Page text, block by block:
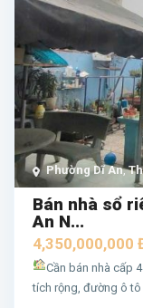
Phường Dĩ An,
Bán nhà sổ
An N...
4,350,000,000
Cần bán nhà cấp
tích rộng, đường ô